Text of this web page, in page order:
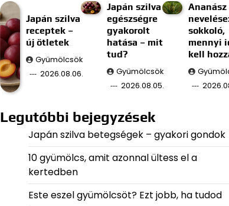
Japán szilva
receptek –
új ötletek
Gyümölcsök
2026.08.06.
Japán szilva
egészségre
gyakorolt
hatása – mit
tud?
Gyümölcsök
2026.08.05.
Ananász
sokkoló,
mennyi
kell
Legutóbbi bejegyzések
Japán szilva betegségek – gyakori gondok
10 gyümölcs, amit azonnal ültess el a
kertedben
Este eszel gyümölcsöt? Ezt jobb, ha tudod